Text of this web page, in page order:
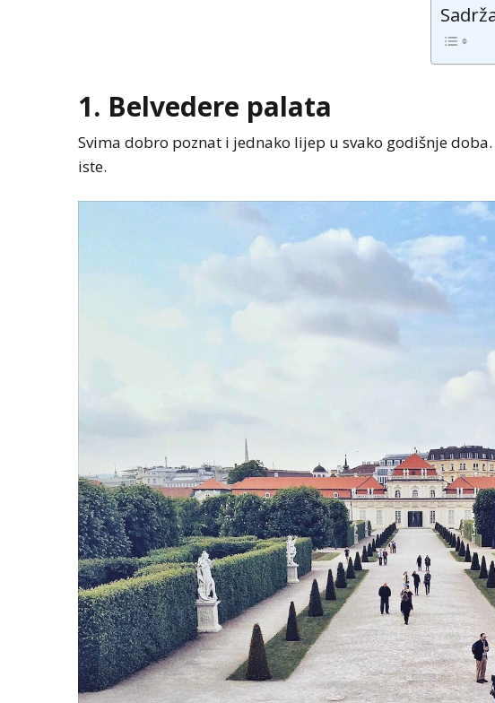
1. Belvedere palata
Svima dobro poznat i jednako lijep u svako godišnje
iste.